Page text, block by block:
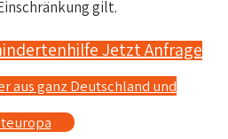
gilt.
Jetzt Anfrage
aus ganz Deutschland und